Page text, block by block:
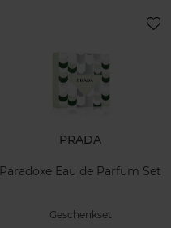
PRADA
Paradoxe Eau de Parfum Set
Geschenkset